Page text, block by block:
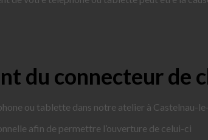
du connecteur de
ou tablette dans notre atelier à
afin de permettre l’ouverture de celui-ci